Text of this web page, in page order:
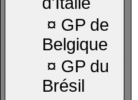
¤ GP de
Belgique
¤ GP du
Brésil